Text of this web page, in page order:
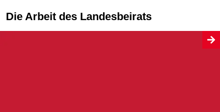
Die Arbeit des Landesbeirats